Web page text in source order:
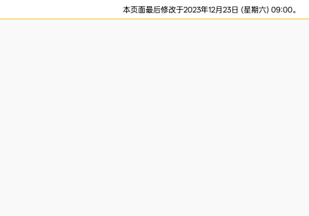
本页面最后修改于2023年12月23日 (星期六) 09:00。